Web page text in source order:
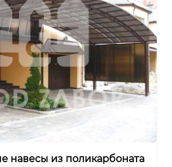
навесы из поликарбоната